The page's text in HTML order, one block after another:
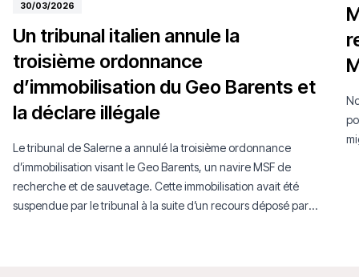
30/03/2026
Un tribunal italien annule la
troisième ordonnance
d’immobilisation du Geo Barents et
la déclare illégale
Le tribunal de Salerne a annulé la troisième ordonnance
d’immobilisation visant le Geo Barents, un navire MSF de
recherche et de sauvetage. Cette immobilisation avait été
suspendue par le tribunal à la suite d’un recours déposé par